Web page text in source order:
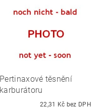
Pertinaxové těsnění
karburátoru
22,31 Kč bez DPH